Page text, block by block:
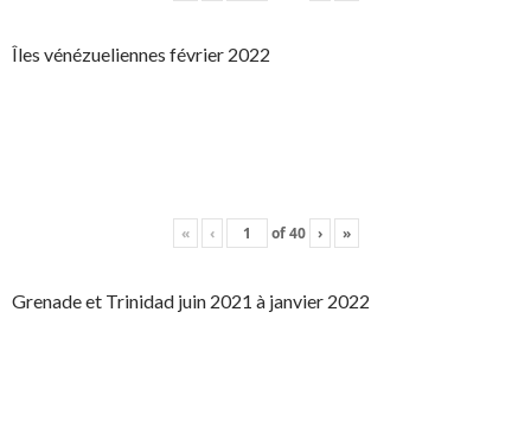
Îles vénézueliennes février 2022
« ‹ of40 › »
Grenade et Trinidad juin 2021 à janvier 2022